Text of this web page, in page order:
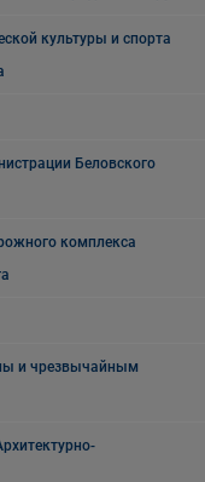
культуры и спорта
Беловского
комплекса
и чрезвычайным